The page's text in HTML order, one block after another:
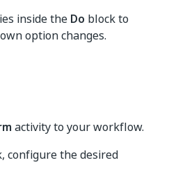
inside the Do block to
option changes.
activity to your workflow.
configure the desired